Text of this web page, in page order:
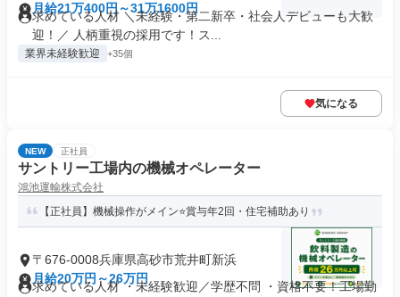
月給21万400円～31万1600円
求めている人材 ＼未経験・第二新卒・社会人デビューも大歓
迎！／ 人柄重視の採用です！ス...
業界未経験歓迎 +35個
気になる
NEW 正社員
サントリー工場内の機械オペレーター
鴻池運輸株式会社
【正社員】機械操作がメイン⭐賞与年2回・住宅補助あり
〒676-0008兵庫県高砂市荒井町新浜
月給20万円～26万円
求めている人材 ・未経験歓迎／学歴不問 ・資格不要！工場勤